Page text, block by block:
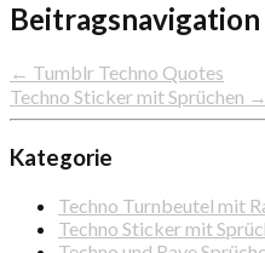
Beitragsnavigation
← Tumblr Techno Quotes
Techno Sticker mit Sprüchen →
Kategorie
Techno Turnbeutel mit
Techno Sticker mit